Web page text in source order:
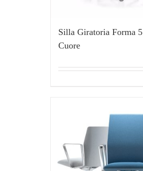
Silla Giratoria Forma 5
Cuore